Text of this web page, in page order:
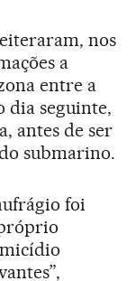
nos
a
entre a
dia seguinte,
antes de ser
submarino.
foi